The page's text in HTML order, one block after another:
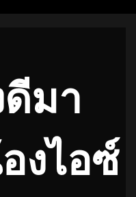
มา
งไอซ์